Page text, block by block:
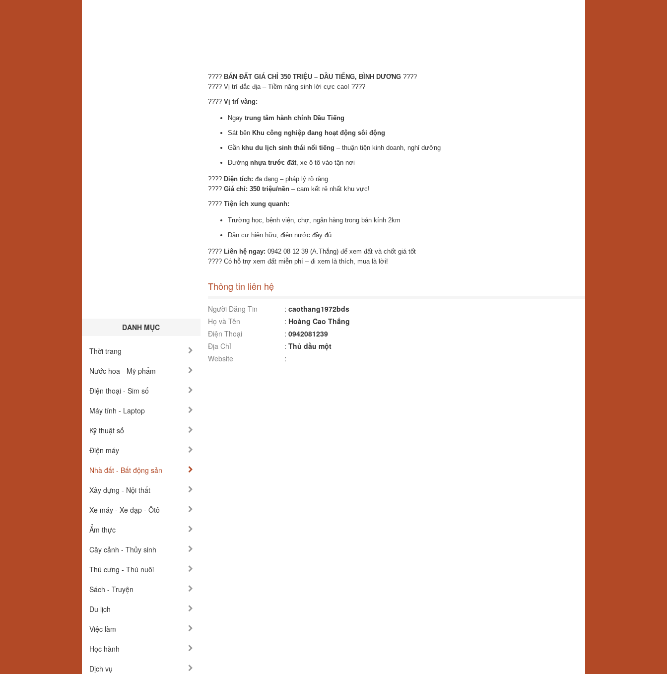
DANH MỤC
Thời trang
Nước hoa - Mỹ phẩm
Điện thoại - Sim số
Máy tính - Laptop
Kỹ thuật số
Điện máy
Nhà đất - Bất động sản
Xây dựng - Nội thất
Xe máy - Xe đạp - Ôtô
Ẩm thực
Cây cảnh - Thủy sinh
Thú cưng - Thú nuôi
Sách - Truyện
Du lịch
Việc làm
Học hành
Dịch vụ
???? BÁN ĐẤT GIÁ CHỈ 350 TRIỆU – DẦU TIẾNG, BÌNH DƯƠNG????
???? Vị trí đắc địa – Tiềm năng sinh lời cực cao! ????
???? Vị trí vàng:
Ngay trung tâm hành chính Dầu Tiếng
Sát bên Khu công nghiệp đang hoạt động sôi động
Gần khu du lịch sinh thái nổi tiếng – thuận tiện kinh doanh, nghỉ dưỡng
Đường nhựa trước đất, xe ô tô vào tận nơi
???? Diện tích: đa dạng – pháp lý rõ ràng
???? Giá chỉ: 350 triệu/nền– cam kết rẻ nhất khu vực!
???? Tiện ích xung quanh:
Trường học, bệnh viện, chợ, ngân hàng trong bán kính 2km
Dân cư hiện hữu, điện nước đầy đủ
???? Liên hệ ngay: 0942 08 12 39 (A.Thắng) để xem đất và chốt giá tốt
???? Có hỗ trợ xem đất miễn phí – đi xem là thích, mua là lời!
Thông tin liên hệ
Người Đăng Tin : caothang1972bds
Họ và Tên
: Hoàng Cao Thắng
Điện Thoại
: 0942081239
Địa Chỉ
: Thủ dầu một
Website
: